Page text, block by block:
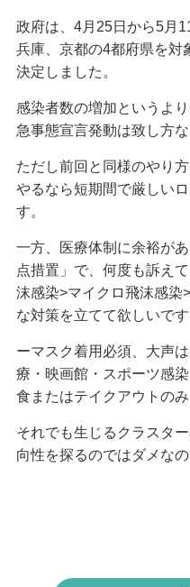
政府は、4月25日から5月
兵庫、京都の4都府県を対
決定しました。
感染者数の増加というよ
急事態宣言発動は致し方な
ただし前回と同様のやり
やるなら短期間で厳しい
す。
一方、医療体制に余裕が
点措置」で、何度も訴え
沫感染>マイクロ飛沫感染
な対策を立てて欲しいです
ーマスク着用必須、大声
療・映画館・スポーツ感
食またはテイクアウトの
それでも生じるクラスタ
向性を探るのではダメな